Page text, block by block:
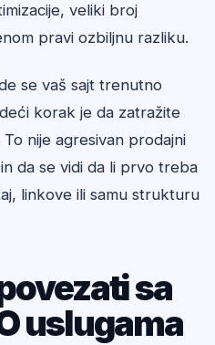
veliki broj
pravi ozbiljnu razliku.
se vaš sajt trenutno
korak je da zatražite
To nije agresivan prodajni
da se vidi da li prvo treba
linkove ili samu strukturu
sa
uslugama